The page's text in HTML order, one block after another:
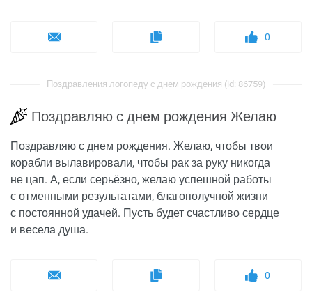
0
Поздравления логопеду с днем рождения (id: 86759)
Поздравляю с днем рождения Желаю
Поздравляю с днем рождения. Желаю, чтобы твои
корабли вылавировали, чтобы рак за руку никогда
не цап. А, если серьёзно, желаю успешной работы
с отменными результатами, благополучной жизни
с постоянной удачей. Пусть будет счастливо сердце
и весела душа.
0